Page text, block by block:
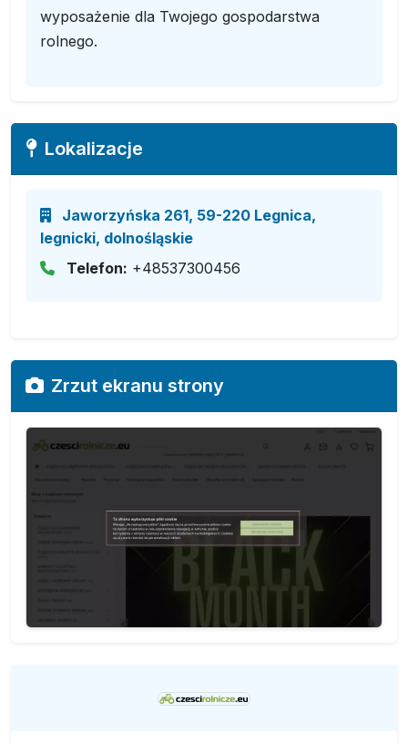
wyposażenie dla Twojego gospodarstwa
rolnego.
Lokalizacje
Jaworzyńska 261, 59-220 Legnica,
legnicki, dolnośląskie
Telefon: +48537300456
Zrzut ekranu strony